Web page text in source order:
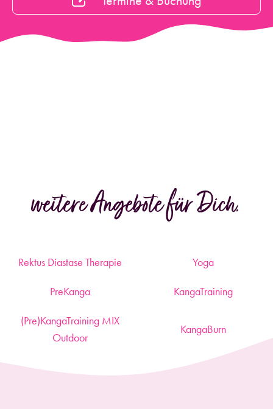
weitere Angebote für Dich.
Rektus Diastase Therapie Yoga
PreKanga KangaTraining
(Pre)KangaTraining MIX
Outdoor
KangaBurn